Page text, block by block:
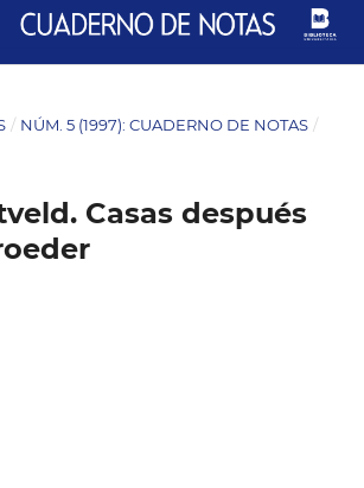
/ NÚM. 5 (1997): CUADERNO DE NOTAS /
Casas después